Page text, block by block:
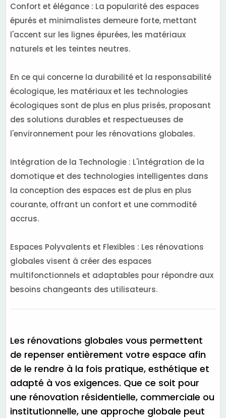
Confort et élégance : La popularité des espaces
épurés et minimalistes demeure forte, mettant
l'accent sur les lignes épurées, les matériaux
naturels et les teintes neutres.
En ce qui concerne la durabilité et la responsabilité
écologique, les matériaux et les technologies
écologiques sont de plus en plus prisés, proposant
des solutions durables et respectueuses de
l'environnement pour les rénovations globales.
Intégration de la Technologie : L'intégration de la
domotique et des technologies intelligentes dans
la conception des espaces est de plus en plus
courante, offrant un confort et une commodité
accrus.
Espaces Polyvalents et Flexibles : Les rénovations
globales visent à créer des espaces
multifonctionnels et adaptables pour répondre aux
besoins changeants des utilisateurs.
Les rénovations globales vous permettent
de repenser entièrement votre espace afin
de le rendre à la fois pratique, esthétique et
adapté à vos exigences. Que ce soit pour
une rénovation résidentielle, commerciale ou
institutionnelle, une approche globale peut